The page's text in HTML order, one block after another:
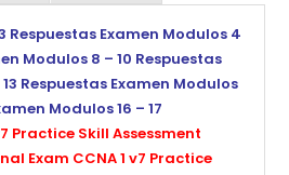
Respuestas Examen Modulos 4
Modulos 8 – 10 Respuestas
Respuestas Examen Modulos
Modulos 16 – 17
Practice Skill Assessment
Exam CCNA 1 v7 Practice